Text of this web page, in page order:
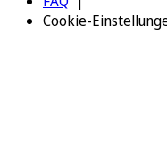
Cookie-